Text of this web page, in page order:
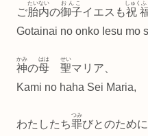
ご胎内
たいない
の御子
おんこ
イエスも祝
しゅくふ
Gotainai no onko Iesu mo
神
かみ
の母
はは
聖
せい
マリア、
Kami no haha Sei Maria,
わたしたち罪
つみ
びとのために